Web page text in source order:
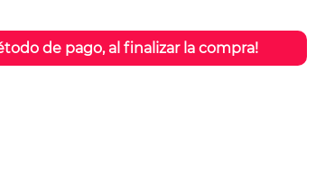
de pago, al finalizar la compra!